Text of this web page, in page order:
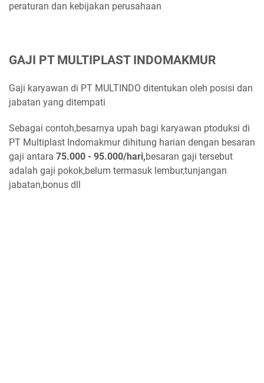
peraturan dan kebijakan perusahaan
GAJI PT MULTIPLAST INDOMAKMUR
Gaji karyawan di PT MULTINDO ditentukan oleh posisi dan
jabatan yang ditempati
Sebagai contoh,besarnya upah bagi karyawan ptoduksi di
PT Multiplast Indomakmur dihitung harian dengan besaran
gaji antara 75.000 - 95.000/hari,besaran gaji tersebut
adalah gaji pokok,belum termasuk lembur,tunjangan
jabatan,bonus dll